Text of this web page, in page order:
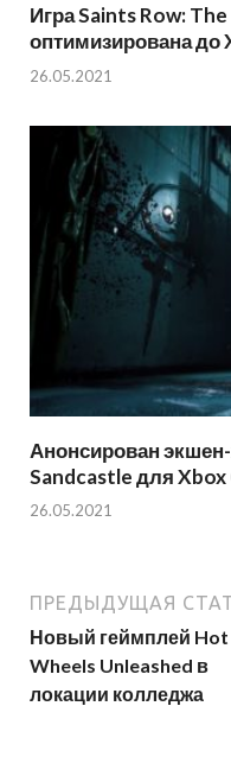
Игра Saints Row:
оптимизирована до
26.05.2021
Анонсирован
Sandcastle для Xbox
26.05.2021
ПРЕДЫДУЩАЯ
Новый геймплей Hot
Wheels Unleashed в
локации колледжа